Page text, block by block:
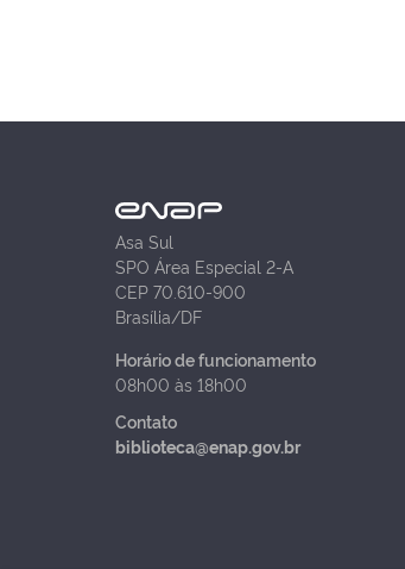
Asa Sul
SPO Área Especial 2-A
CEP 70.610-900
Brasília/DF
Horário de funcionamento
08h00 às 18h00
Contato
biblioteca@enap.gov.br